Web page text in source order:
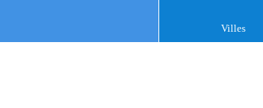
Villes